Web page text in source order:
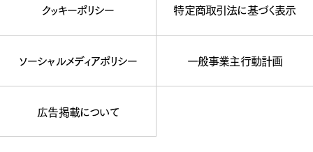
クッキーポリシー 特定商取引法に基づく表示
ソーシャルメディアポリシー 一般事業主行動計画
広告掲載について